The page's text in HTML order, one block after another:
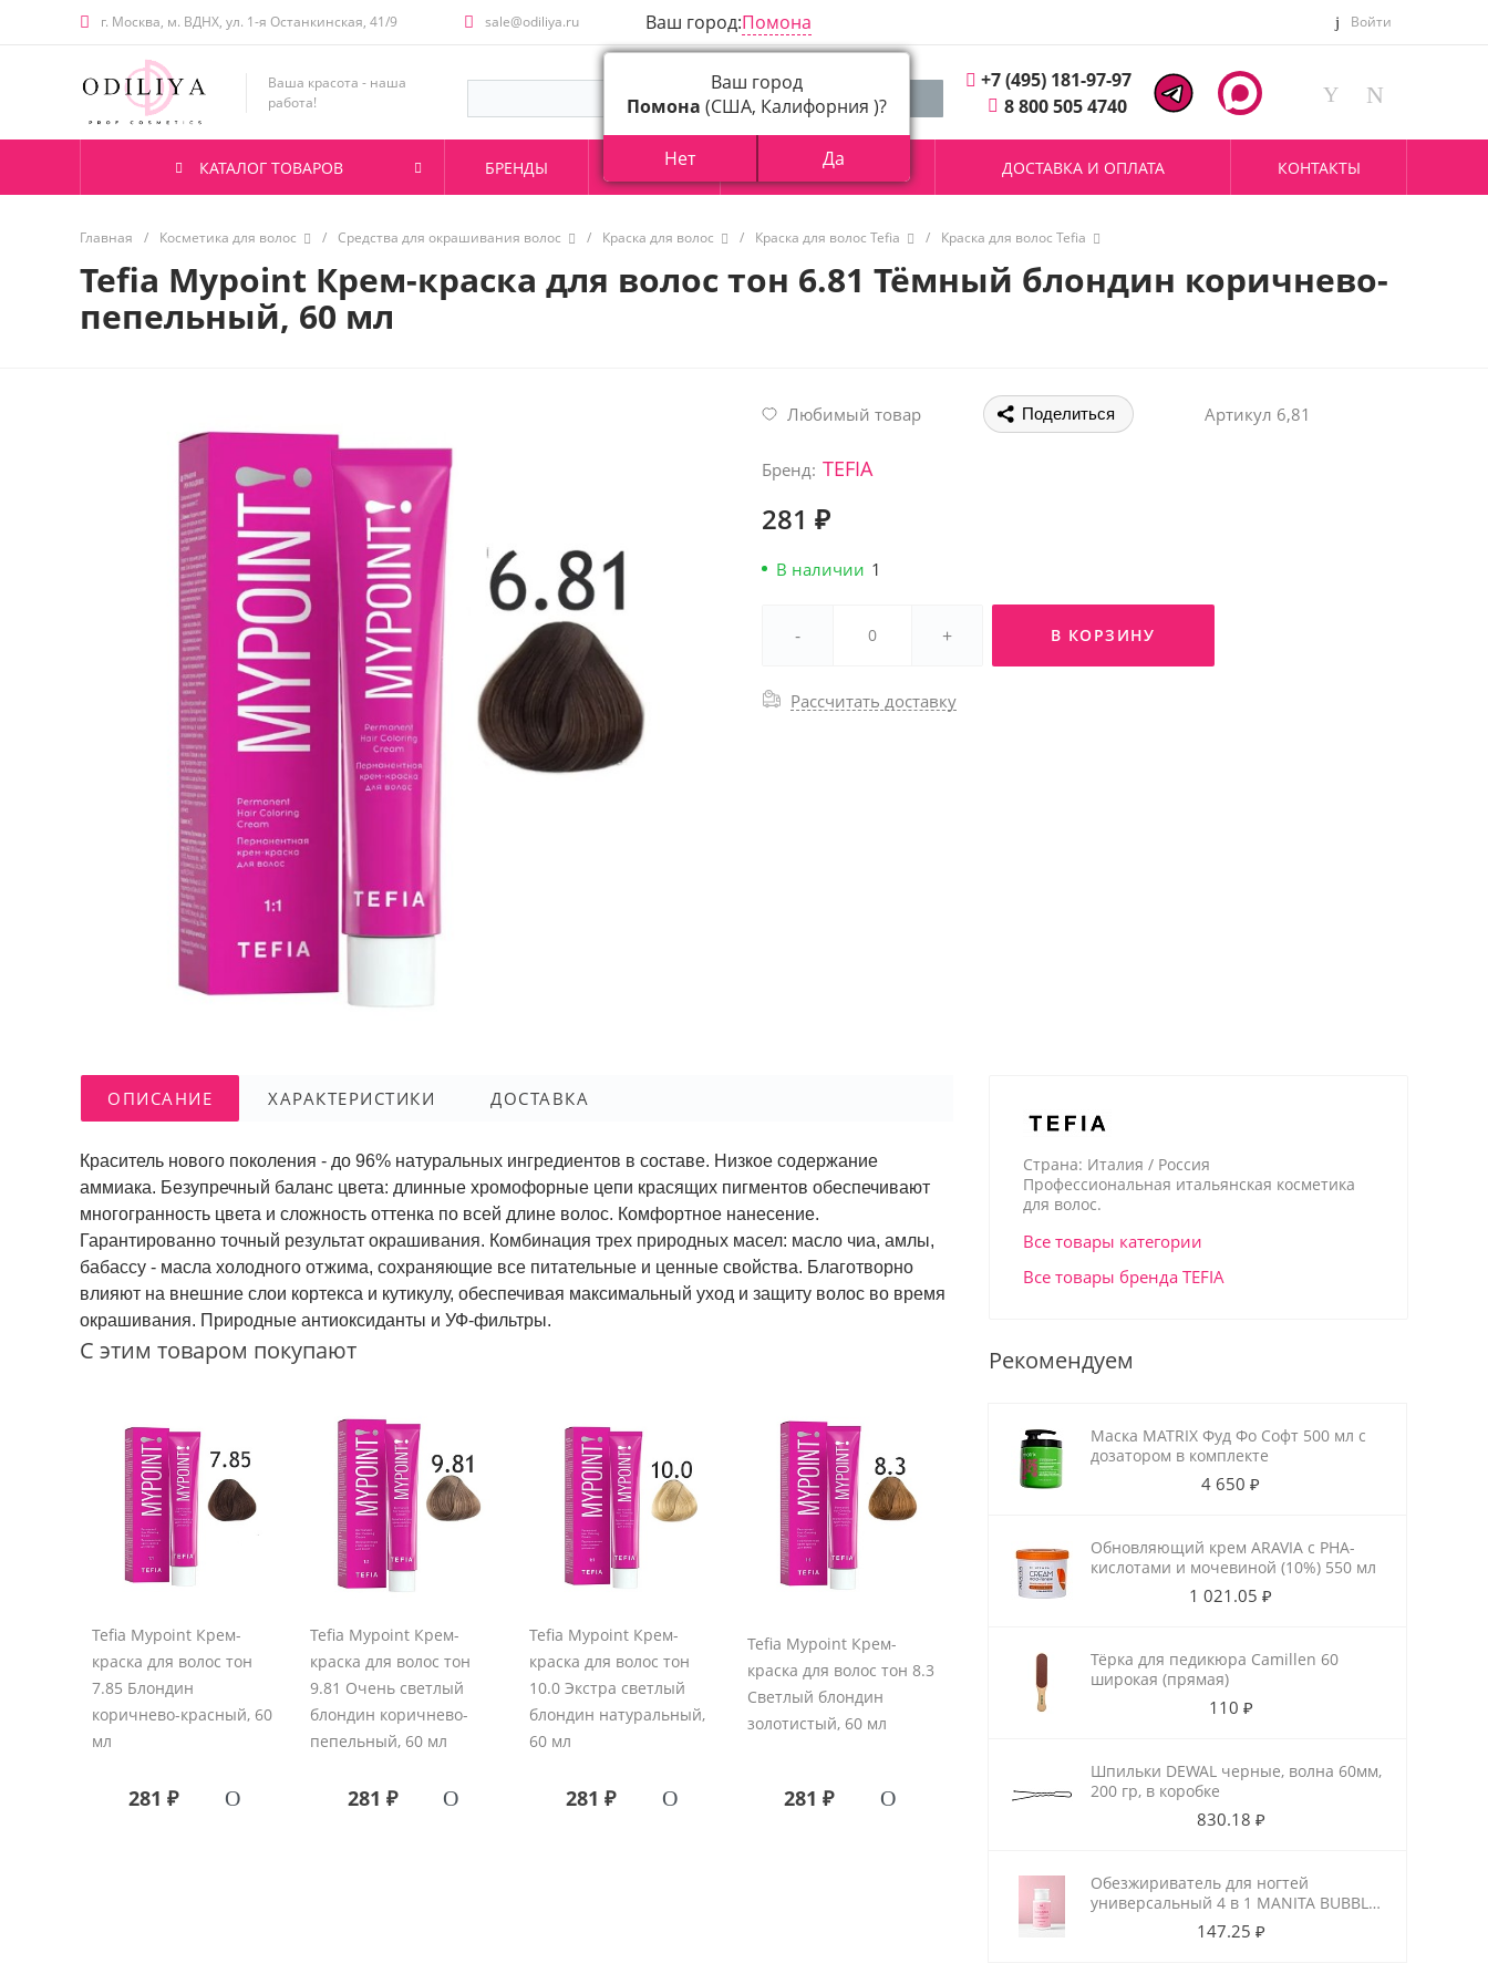
г. Москва, м. ВДНХ, ул. 1-я Останкинская, 41/9 sale@odiliya.ru Ваш город:Помона Войти
Ваша красота - наша
работа!
+7 (495) 181-97-97
8 800 505 4740
КАТАЛОГ ТОВАРОВ БРЕНДЫ АКЦИИ О КОМПАНИИ ДОСТАВКА И ОПЛАТА КОНТАКТЫ
Главная / Косметика для волос / Средства для окрашивания волос / Краска для волос / Краска для волос Tefia / Краска для волос Tefia
Tefia Mypoint Крем-краска для волос тон 6.81 Тёмный блондин коричнево-
пепельный, 60 мл
Любимый товар Поделиться Артикул 6,81
Бренд: TEFIA
281 ₽
В наличии 1
- + В КОРЗИНУ
Рассчитать доставку
ОПИСАНИЕ ХАРАКТЕРИСТИКИ ДОСТАВКА
Краситель нового поколения - до 96% натуральных ингредиентов в составе. Низкое содержание
аммиака. Безупречный баланс цвета: длинные хромофорные цепи красящих пигментов обеспечивают
многогранность цвета и сложность оттенка по всей длине волос. Комфортное нанесение.
Гарантированно точный результат окрашивания. Комбинация трех природных масел: масло чиа, амлы,
бабассу - масла холодного отжима, сохраняющие все питательные и ценные свойства. Благотворно
влияют на внешние слои кортекса и кутикулу, обеспечивая максимальный уход и защиту волос во время
окрашивания. Природные антиоксиданты и УФ-фильтры.
С этим товаром покупают
Tefia Mypoint Крем-
краска для волос тон
7.85 Блондин
коричнево-красный, 60
мл
281 ₽
Tefia Mypoint Крем-
краска для волос тон
9.81 Очень светлый
блондин коричнево-
пепельный, 60 мл
281 ₽
Tefia Mypoint Крем-
краска для волос тон
10.0 Экстра светлый
блондин натуральный,
60 мл
281 ₽
Tefia Mypoint Крем-
краска для волос тон 8.3
Светлый блондин
золотистый, 60 мл
281 ₽
Страна: Италия / Россия
Профессиональная итальянская косметика
для волос.
Все товары категории
Все товары бренда TEFIA
Рекомендуем
Маска MATRIX Фуд Фо Софт 500 мл с
дозатором в комплекте
4 650 ₽
Обновляющий крем ARAVIA с РНА-
кислотами и мочевиной (10%) 550 мл
1 021.05 ₽
Тёрка для педикюра Camillen 60
широкая (прямая)
110 ₽
Шпильки DEWAL черные, волна 60мм,
200 гр, в коробке
830.18 ₽
Обезжириватель для ногтей
универсальный 4 в 1 MANITA BUBBLE
147.25 ₽
Ваш город
Помона (США, Калифорния )?
Нет Да